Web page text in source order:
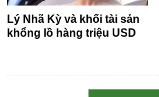
Lý Nhã Kỳ và khối tài sản
khổng lồ hàng triệu USD